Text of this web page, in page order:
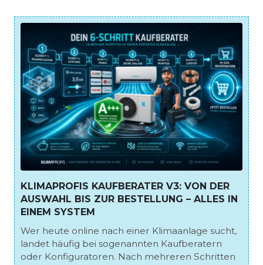
KLIMAPROFIS KAUFBERATER V3: VON DER
AUSWAHL BIS ZUR BESTELLUNG – ALLES IN
EINEM SYSTEM
Wer heute online nach einer Klimaanlage sucht,
landet häufig bei sogenannten Kaufberatern
oder Konfiguratoren. Nach mehreren Schritten